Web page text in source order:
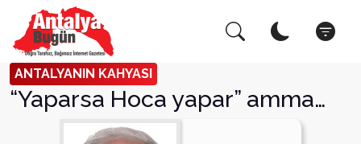
ANTALYANIN KAHYASI
“Yaparsa Hoca yapar” amma…
Arama Yap! Kapat